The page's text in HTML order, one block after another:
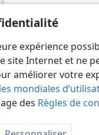
expérience
site Internet et ne
améliorer votre
mondiales
des Règles de
Bible and Tract Society